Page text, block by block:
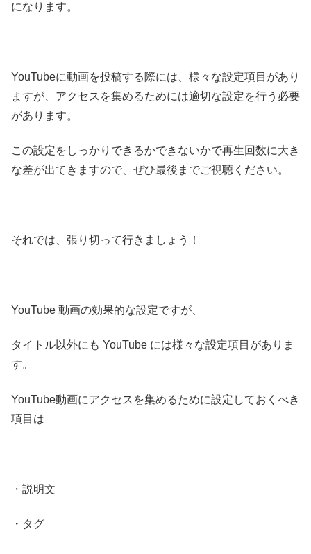
になります。
YouTubeに動画を投稿する際には、様々な設定項目があり
ますが、アクセスを集めるためには適切な設定を行う必要
があります。
この設定をしっかりできるかできないかで再生回数に大き
な差が出てきますので、ぜひ最後までご視聴ください。
それでは、張り切って行きましょう！
YouTube 動画の効果的な設定ですが、
タイトル以外にも YouTube には様々な設定項目がありま
す。
YouTube動画にアクセスを集めるために設定しておくべき
項目は
・説明文
・タグ